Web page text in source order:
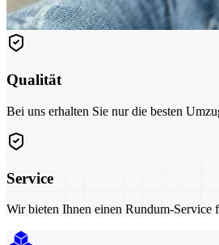
Qualität
Bei uns erhalten Sie nur die besten
Service
Wir bieten Ihnen einen Rundum-Service